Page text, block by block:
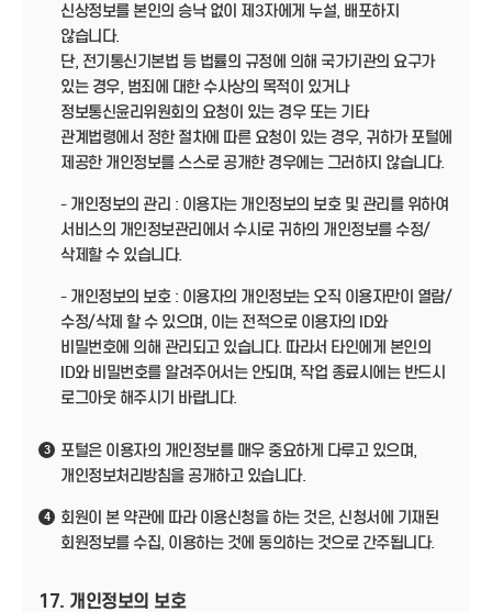
신상정보를 본인의 승낙 없이 제3자에게 누설, 배포하지
않습니다.
단, 전기통신기본법 등 법률의 규정에 의해 국가기관의 요구가
있는 경우, 범죄에 대한 수사상의 목적이 있거나
정보통신윤리위원회의 요청이 있는 경우 또는 기타
관계법령에서 정한 절차에 따른 요청이 있는 경우, 귀하가 포털에
제공한 개인정보를 스스로 공개한 경우에는 그러하지 않습니다.
- 개인정보의 관리 : 이용자는 개인정보의 보호 및 관리를 위하여
서비스의 개인정보관리에서 수시로 귀하의 개인정보를 수정/
삭제할 수 있습니다.
- 개인정보의 보호 : 이용자의 개인정보는 오직 이용자만이 열람/
수정/삭제 할 수 있으며, 이는 전적으로 이용자의 ID와
비밀번호에 의해 관리되고 있습니다. 따라서 타인에게 본인의
ID와 비밀번호를 알려주어서는 안되며, 작업 종료시에는 반드시
로그아웃 해주시기 바랍니다.
3
포털은 이용자의 개인정보를 매우 중요하게 다루고 있으며,
개인정보처리방침을 공개하고 있습니다.
4
회원이 본 약관에 따라 이용신청을 하는 것은, 신청서에 기재된
회원정보를 수집, 이용하는 것에 동의하는 것으로 간주됩니다.
17. 개인정보의 보호